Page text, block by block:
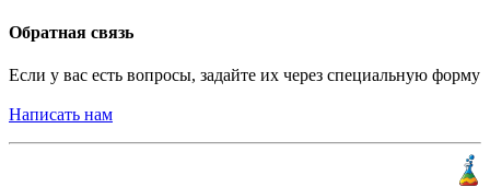
Обратная связь
Если у вас есть вопросы, задайте их через специальную форму
Написать нам